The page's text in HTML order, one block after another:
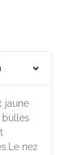
jaune
bulles
nez